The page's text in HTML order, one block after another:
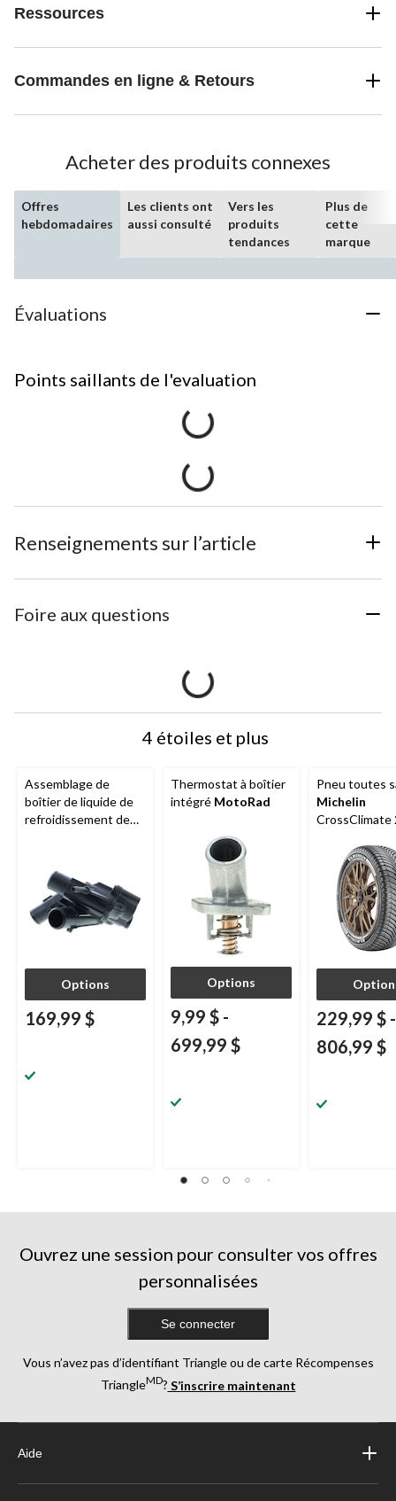
Ressources
Commandes en ligne & Retours
Acheter des produits connexes
Offres
hebdomadaires
Les clients ont
aussi consulté
Vers les
produits
tendances
Plus de
cette
marque
Évaluations
Points saillants de l'evaluation
Renseignements sur l’article
Foire aux questions
4 étoiles et plus
Assemblage de
boîtier de liquide de
refroidissement de
Options
169,99 $
Thermostat à boîtier
intégré MotoRad
Options
9,99 $ -
699,99 $
Pneu toutes
Michelin
CrossClimate
et
229,99 $ -
806,99 $
Ouvrez une session pour consulter vos offres
personnalisées
Se connecter
Vous n’avez pas d’identifiant Triangle ou de carte Récompenses
TriangleMD? S’inscrire maintenant
Aide